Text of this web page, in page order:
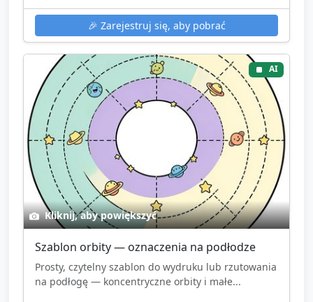
🎉 Zarejestruj się, aby pobrać
AI
Kliknij, aby powiększyć
Szablon orbity — oznaczenia na podłodze
Prosty, czytelny szablon do wydruku lub rzutowania
na podłogę — koncentryczne orbity i małe...